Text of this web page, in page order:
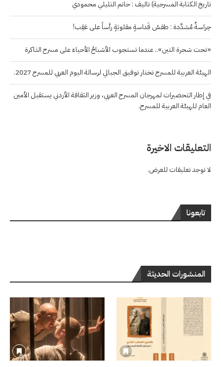
تاريخ الكتابة المسرحية) تاليف : حاتم التليلي محمودي
حِراسةٌ مُشدَّدة : طقسُ قَداسةٍ مقلوبَةٍ رأساً على عَقِب!
«تحت شجرة التين».. عندما تستجوب الأشباحُ الأحياءَ على مسرح الذاكرة
الهيئة العربية للمسرح تختار توفيق الجبالي لرسالة اليوم العربي للمسرح 2027.
في إطار التحضيرات لمهرجان المسرح العربي، وزير الثقافة الأردني يستقبل الأمين
العام للهيئة العربية للمسرح.
التعليقات الاخيرة
لا توجد تعليقات للعرض.
تابعونا
المنشورات الحديثة